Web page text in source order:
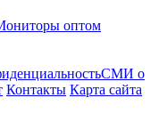
оптом
СМИ о
Контакты Карта сайта